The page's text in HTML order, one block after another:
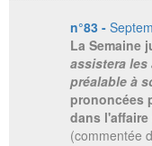
n°83 -
La Semaine
assistera
préalable à
prononcées
dans l'affaire
(commentée